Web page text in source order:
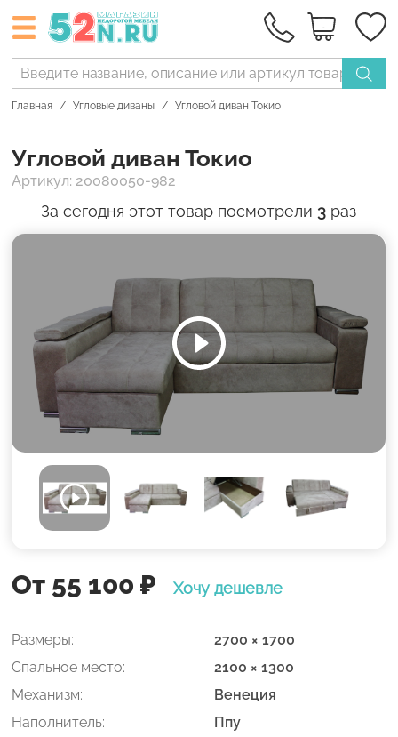
Главная Угловые диваны Угловой диван Токио
Угловой диван Токио
Артикул: 20080050-982
За сегодня этот товар посмотрели 3 раз
От 55 100 ₽ Хочу дешевле
Размеры:
2700 × 1700
Спальное место:
2100 × 1300
Механизм:
Венеция
Наполнитель:
Ппу